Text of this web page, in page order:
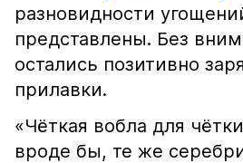
разновидности
представлены. Без
остались позитивно
прилавки.
«Чёткая вобла для
вроде бы, те же